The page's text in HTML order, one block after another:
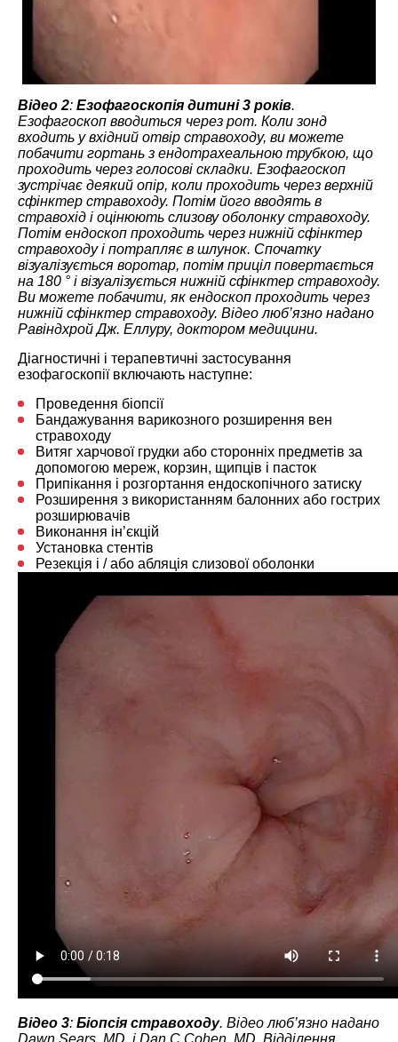
Відео 2: Езофагоскопія дитині 3 років.
Езофагоскоп вводиться через рот. Коли зонд
входить у вхідний отвір стравоходу, ви можете
побачити гортань з ендотрахеальною трубкою, що
проходить через голосові складки. Езофагоскоп
зустрічає деякий опір, коли проходить через верхній
сфінктер стравоходу. Потім його вводять в
стравохід і оцінюють слизову оболонку стравоходу.
Потім ендоскоп проходить через нижній сфінктер
стравоходу і потрапляє в шлунок. Спочатку
візуалізується воротар, потім приціл повертається
на 180 ° і візуалізується нижній сфінктер стравоходу.
Ви можете побачити, як ендоскоп проходить через
нижній сфінктер стравоходу. Відео люб’язно надано
Равіндхрой Дж. Еллуру, доктором медицини.
Діагностичні і терапевтичні застосування
езофагоскопії включають наступне:
Проведення біопсії
Бандажування варикозного розширення вен
стравоходу
Витяг харчової грудки або сторонніх предметів за
допомогою мереж, корзин, щипців і пасток
Припікання і розгортання ендоскопічного затиску
Розширення з використанням балонних або гострих
розширювачів
Виконання ін’єкцій
Установка стентів
Резекція і / або абляція слизової оболонки
Відео 3: Біопсія стравоходу. Відео люб’язно надано
Dawn Sears, MD, і Dan C Cohen, MD, Відділення